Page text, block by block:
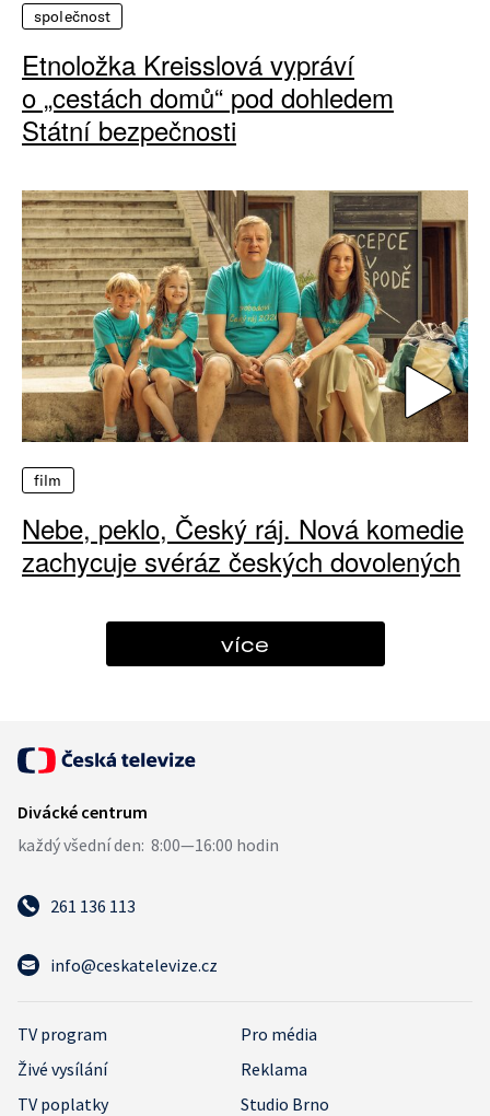
společnost
Etnoložka Kreisslová vypráví
o „cestách domů“ pod dohledem
Státní bezpečnosti
film
Nebe, peklo, Český ráj. Nová komedie
zachycuje svéráz českých dovolených
více
261 136 113
info@ceskatelevize.cz
TV program
Pro média
Živé vysílání
Reklama
TV poplatky
Studio Brno